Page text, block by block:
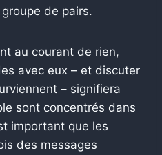
de pairs.
au courant de rien,
avec eux – et discuter
– signifiera
sont concentrés dans
important que les
des messages